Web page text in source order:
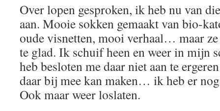
Over lopen gesproken, ik heb nu van
aan. Mooie sokken gemaakt van bio-
oude visnetten, mooi verhaal… maar
te glad. Ik schuif heen en weer in mijn
heb besloten me daar niet aan te
daar bij mee kan maken… ik heb er
Ook maar weer loslaten.